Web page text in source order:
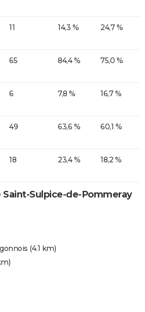
11 14,3 % 24,7 %
65 84,4 % 75,0 %
6 7,8 % 16,7 %
49 63,6 % 60,1 %
18 23,4 % 18,2 %
Saint-Sulpice-de-Pommeray
(4.1 km)